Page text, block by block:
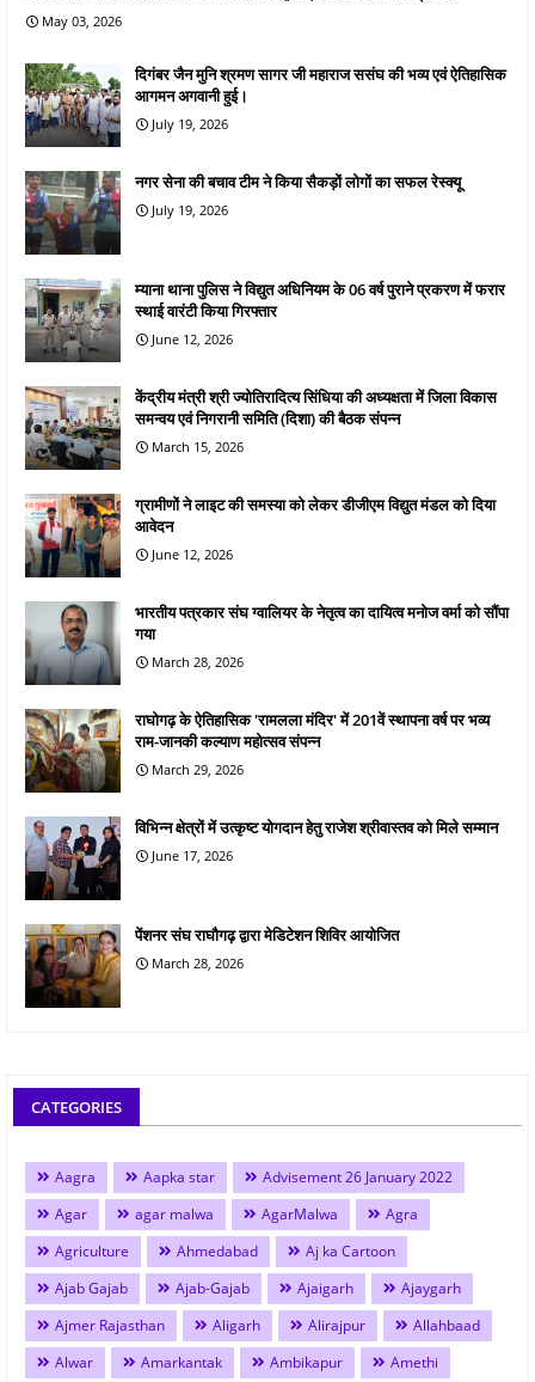
May 03, 2026
दिगंबर जैन मुनि श्रमण सागर जी महाराज ससंघ की भव्य एवं ऐतिहासिक
आगमन अगवानी हुई।
July 19, 2026
नगर सेना की बचाव टीम ने किया सैकड़ों लोगों का सफल रेस्क्यू
July 19, 2026
म्याना थाना पुलिस ने विद्युत अधिनियम के 06 वर्ष पुराने प्रकरण में फरार
स्थाई वारंटी किया गिरफ्तार
June 12, 2026
केंद्रीय मंत्री श्री ज्योतिरादित्य सिंधिया की अध्यक्षता में जिला विकास
समन्वय एवं निगरानी समिति (दिशा) की बैठक संपन्न
March 15, 2026
ग्रामीणों ने लाइट की समस्या को लेकर डीजीएम विद्युत मंडल को दिया
आवेदन
June 12, 2026
भारतीय पत्रकार संघ ग्वालियर के नेतृत्व का दायित्व मनोज वर्मा को सौंपा
गया
March 28, 2026
राघोगढ़ के ऐतिहासिक 'रामलला मंदिर' में 201वें स्थापना वर्ष पर भव्य
राम-जानकी कल्याण महोत्सव संपन्न
March 29, 2026
विभिन्न क्षेत्रों में उत्कृष्ट योगदान हेतु राजेश श्रीवास्तव को मिले सम्मान
June 17, 2026
पेंशनर संघ राघौगढ़ द्वारा मेडिटेशन शिविर आयोजित
March 28, 2026
CATEGORIES
Aagra Aapka star
Advisement 26 January 2022
Agar
agar malwa AgarMalwa
Agra
Agriculture
Ahmedabad
Aj ka Cartoon
Ajab Gajab
Ajab-Gajab Ajaigarh
Ajaygarh
Ajmer Rajasthan
Aligarh Alirajpur
Allahbaad
Alwar
Amarkantak Ambikapur Amethi